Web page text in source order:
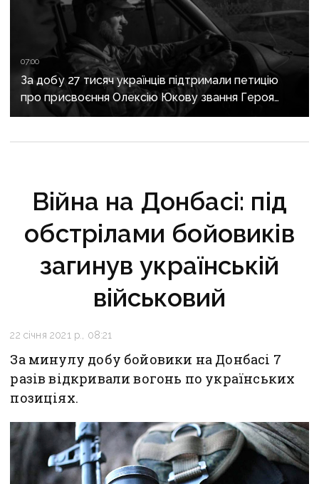
07:00
За добу 27 тисяч українців підтримали петицію
про присвоєння Олексію Юкову звання Героя
України посмертно
Війна на Донбасі: під
обстрілами бойовиків
загинув українській
військовий
22 січня 2021 р., 08:21
За минулу добу бойовики на Донбасі 7
разів відкривали вогонь по українських
позиціях.